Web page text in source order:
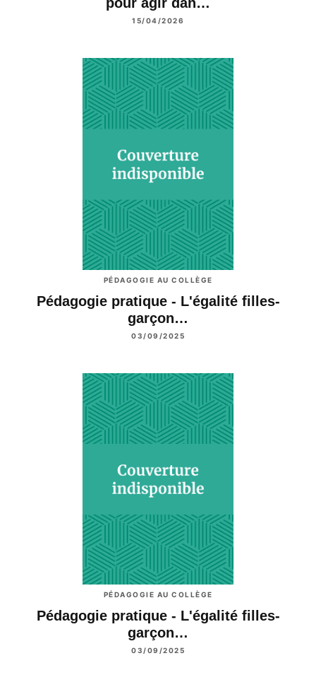
pour agir dan…
15/04/2026
PÉDAGOGIE AU COLLÈGE
Pédagogie pratique - L'égalité filles-
garçon…
03/09/2025
PÉDAGOGIE AU COLLÈGE
Pédagogie pratique - L'égalité filles-
garçon…
03/09/2025